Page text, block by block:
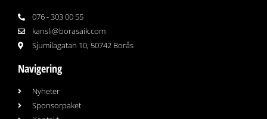
076 - 303 00 55
kansli@borasaik.com
Sjumilagatan 10, 50742 Borås
Navigering
Nyheter
Sponsorpaket